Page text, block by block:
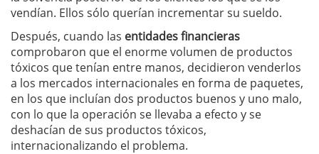
vendían. Ellos sólo querían incrementar su sueldo.
Después, cuando las entidades financieras
comprobaron que el enorme volumen de productos
tóxicos que tenían entre manos, decidieron venderlos
a los mercados internacionales en forma de paquetes,
en los que incluían dos productos buenos y uno malo,
con lo que la operación se llevaba a efecto y se
deshacían de sus productos tóxicos,
internacionalizando el problema.